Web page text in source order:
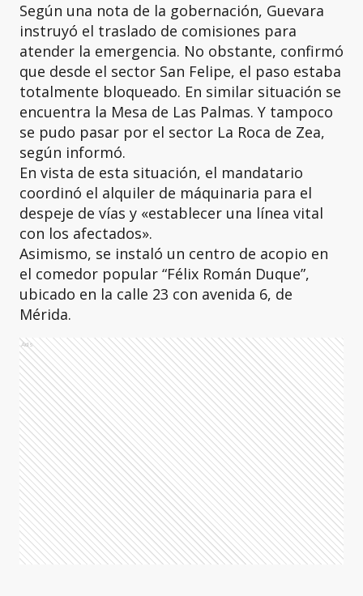
Según una nota de la gobernación, Guevara
instruyó el traslado de comisiones para
atender la emergencia. No obstante, confirmó
que desde el sector San Felipe, el paso estaba
totalmente bloqueado. En similar situación se
encuentra la Mesa de Las Palmas. Y tampoco
se pudo pasar por el sector La Roca de Zea,
según informó.
En vista de esta situación, el mandatario
coordinó el alquiler de máquinaria para el
despeje de vías y «establecer una línea vital
con los afectados».
Asimismo, se instaló un centro de acopio en
el comedor popular “Félix Román Duque”,
ubicado en la calle 23 con avenida 6, de
Mérida.
Ads